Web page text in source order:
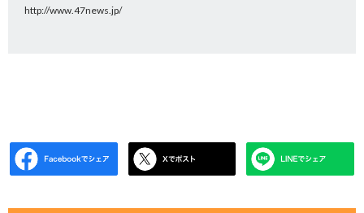
http://www.47news.jp/